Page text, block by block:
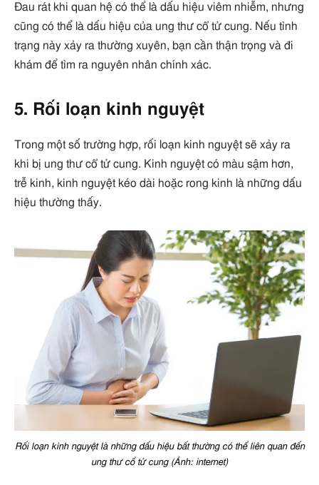
Đau rát khi quan hệ có thể là dấu hiệu viêm nhiễm, nhưng
cũng có thể là dấu hiệu của ung thư cổ tử cung. Nếu tình
trạng này xảy ra thường xuyên, bạn cần thận trọng và đi
khám để tìm ra nguyên nhân chính xác.
5. Rối loạn kinh nguyệt
Trong một số trường hợp, rối loạn kinh nguyệt sẽ xảy ra
khi bị ung thư cổ tử cung. Kinh nguyệt có màu sậm hơn,
trễ kinh, kinh nguyệt kéo dài hoặc rong kinh là những dấu
hiệu thường thấy.
Rối loạn kinh nguyệt là những dấu hiệu bất thường có thể liên quan đến
ung thư cổ tử cung (Ảnh: internet)